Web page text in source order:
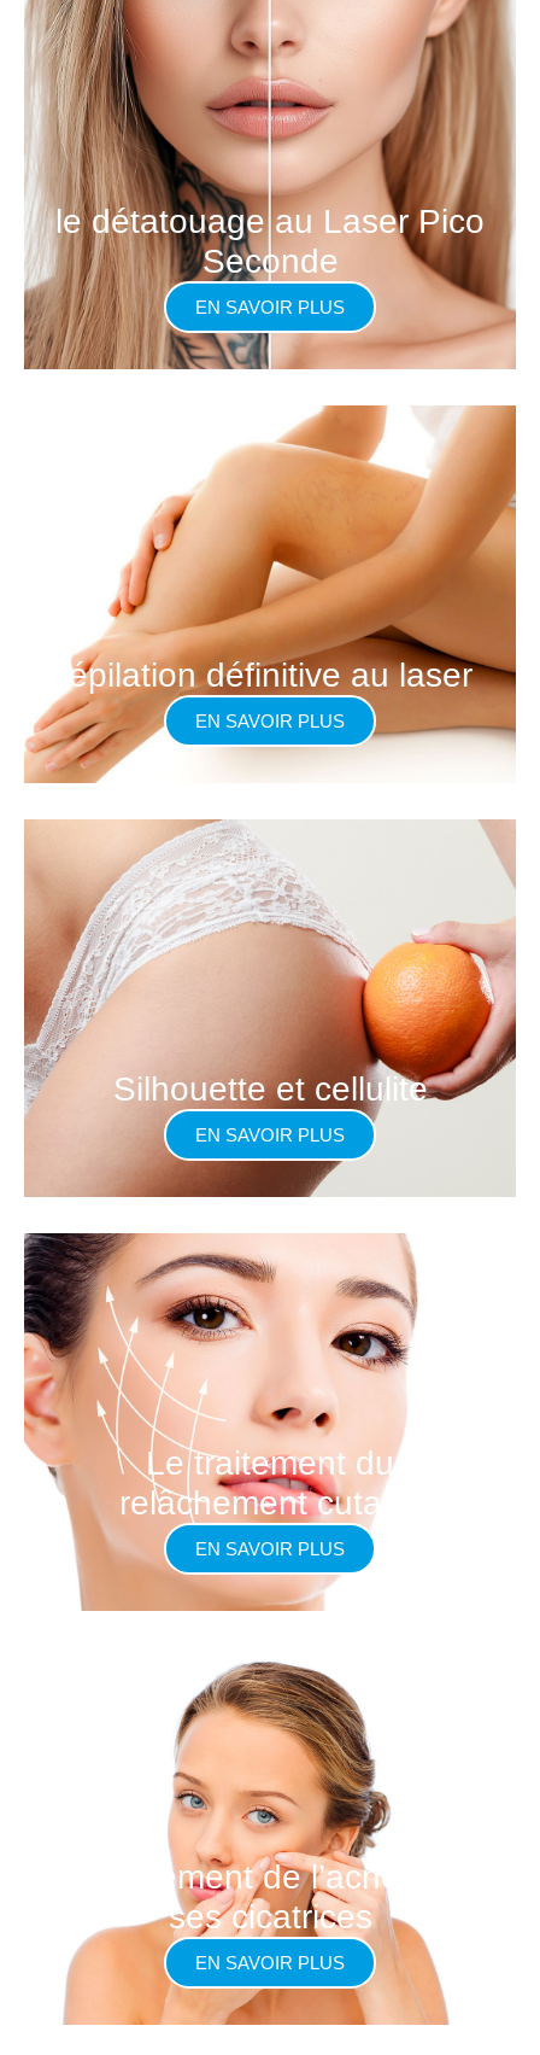
le détatouage au Laser Pico
Seconde
EN SAVOIR PLUS
épilation définitive au laser
EN SAVOIR PLUS
Silhouette et cellulite
EN SAVOIR PLUS
Le traitement du
relâchement cutané
EN SAVOIR PLUS
Le traitement de l’acné et de
ses cicatrices
EN SAVOIR PLUS